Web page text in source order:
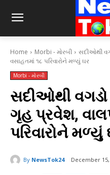
Home Morbi - મોરબી
સદીઓથી
વસાહતમાં ૧૮ પરિવારોને મળ્યું ઘર
Morbi - મોરબી
સદીઓથી વગડો
ગૃહ પ્રવેશ,
પરિવારોને મળ્યું
By NewsTok24 December 15,